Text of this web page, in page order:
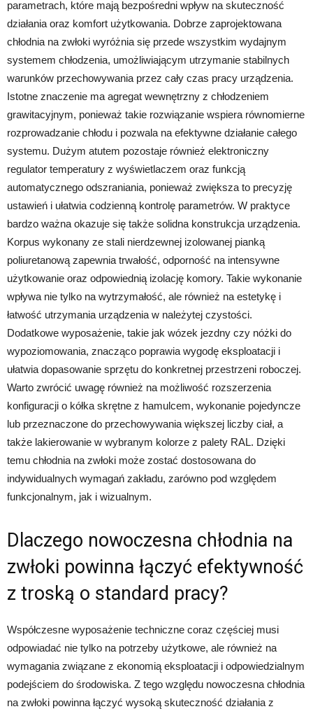
parametrach, które mają bezpośredni wpływ na skuteczność
działania oraz komfort użytkowania. Dobrze zaprojektowana
chłodnia na zwłoki wyróżnia się przede wszystkim wydajnym
systemem chłodzenia, umożliwiającym utrzymanie stabilnych
warunków przechowywania przez cały czas pracy urządzenia.
Istotne znaczenie ma agregat wewnętrzny z chłodzeniem
grawitacyjnym, ponieważ takie rozwiązanie wspiera równomierne
rozprowadzanie chłodu i pozwala na efektywne działanie całego
systemu. Dużym atutem pozostaje również elektroniczny
regulator temperatury z wyświetlaczem oraz funkcją
automatycznego odszraniania, ponieważ zwiększa to precyzję
ustawień i ułatwia codzienną kontrolę parametrów. W praktyce
bardzo ważna okazuje się także solidna konstrukcja urządzenia.
Korpus wykonany ze stali nierdzewnej izolowanej pianką
poliuretanową zapewnia trwałość, odporność na intensywne
użytkowanie oraz odpowiednią izolację komory. Takie wykonanie
wpływa nie tylko na wytrzymałość, ale również na estetykę i
łatwość utrzymania urządzenia w należytej czystości.
Dodatkowe wyposażenie, takie jak wózek jezdny czy nóżki do
wypoziomowania, znacząco poprawia wygodę eksploatacji i
ułatwia dopasowanie sprzętu do konkretnej przestrzeni roboczej.
Warto zwrócić uwagę również na możliwość rozszerzenia
konfiguracji o kółka skrętne z hamulcem, wykonanie pojedyncze
lub przeznaczone do przechowywania większej liczby ciał, a
także lakierowanie w wybranym kolorze z palety RAL. Dzięki
temu chłodnia na zwłoki może zostać dostosowana do
indywidualnych wymagań zakładu, zarówno pod względem
funkcjonalnym, jak i wizualnym.
Dlaczego nowoczesna chłodnia na
zwłoki powinna łączyć efektywność
z troską o standard pracy?
Współczesne wyposażenie techniczne coraz częściej musi
odpowiadać nie tylko na potrzeby użytkowe, ale również na
wymagania związane z ekonomią eksploatacji i odpowiedzialnym
podejściem do środowiska. Z tego względu nowoczesna chłodnia
na zwłoki powinna łączyć wysoką skuteczność działania z